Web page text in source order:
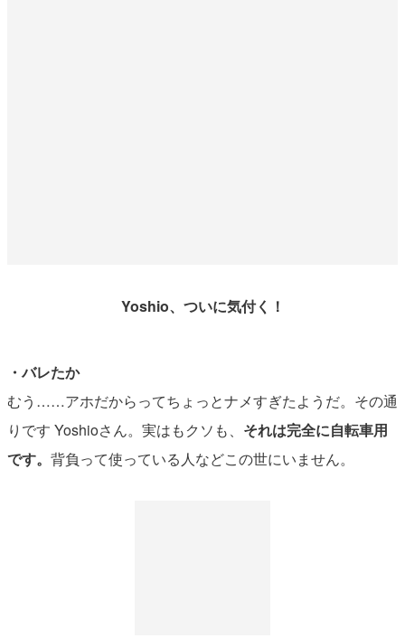
Yoshio、ついに気付く！
・バレたか
むう……アホだからってちょっとナメすぎたようだ。その通
りです Yoshioさん。実はもクソも、 それは完全に自転車用
です。 背負って使っている人などこの世にいません。